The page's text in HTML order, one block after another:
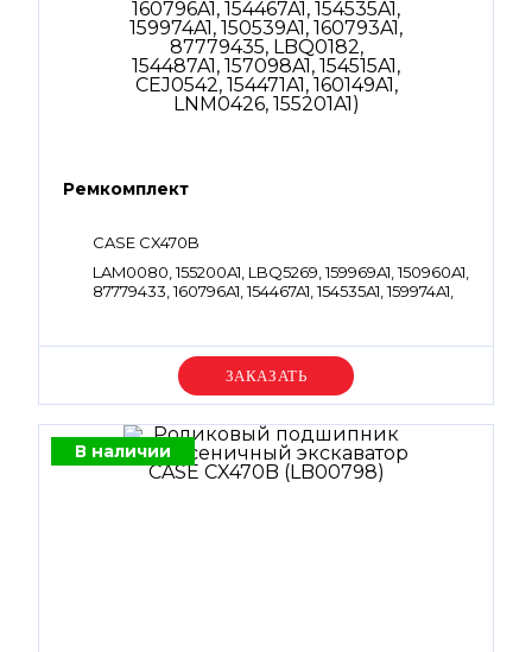
Ремкомплект
CASE CX470B
LAM0080, 155200A1, LBQ5269, 159969A1, 150960A1,
87779433, 160796A1, 154467A1, 154535A1, 159974A1,
LNM0426, 155201A1
Уточняйте цену
В наличии